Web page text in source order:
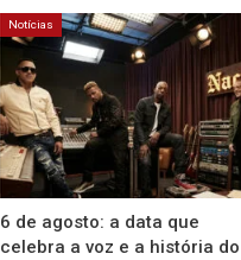
Notícias
6 de agosto: a data que
celebra a voz e a história do